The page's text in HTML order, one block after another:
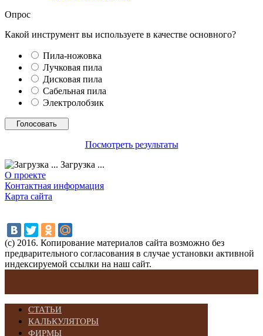
Опрос
Какой инструмент вы используете в качестве основного?
Пила-ножовка
Лучковая пила
Дисковая пила
Сабельная пила
Электролобзик
Посмотреть результаты
Загрузка ...
О проекте
Контактная информация
Карта сайта
(с) 2016. Копирование материалов сайта возможно без
предварительного согласования в случае установки активной
индексируемой ссылки на наш сайт.
СТАТЬИ
КАЛЬКУЛЯТОРЫ
ФИРМЫ